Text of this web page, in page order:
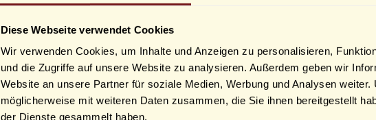
Diese Webseite verwendet Cookies
Wir verwenden Cookies, um Inhalte und Anzeigen zu personalisieren,
und die Zugriffe auf unsere Website zu analysieren. Außerdem geben wir
Website an unsere Partner für soziale Medien, Werbung und Analysen
möglicherweise mit weiteren Daten zusammen, die Sie ihnen bereitgestellt
der Dienste gesammelt haben.